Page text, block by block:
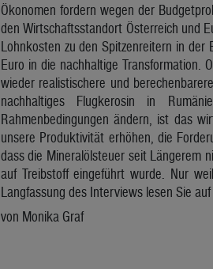
Ökonomen fordern wegen der
den Wirtschaftsstandort Österreich und
Lohnkosten zu den Spitzenreitern in der
Euro in die nachhaltige Transformation.
wieder realistischere und
nachhaltiges Flugkerosin in
Rahmenbedingungen ändern, ist das
unsere Produktivität erhöhen, die
dass die Mineralölsteuer seit Längerem
auf Treibstoff eingeführt wurde. Nur
Langfassung des Interviews lesen Sie
von Monika Graf